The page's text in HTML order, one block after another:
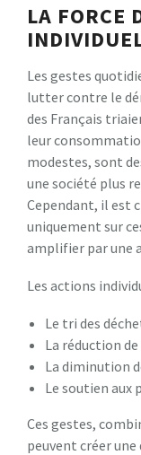
LA FORCE
Les gestes
lutter contre le
des Français
leur
modestes, sont
une société plus
Cependant, il est
uniquement sur
amplifier par une
Les actions
Le tri des
La réduction
La diminution
Le soutien
Ces gestes,
peuvent créer